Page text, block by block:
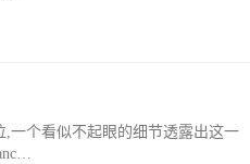
一个看似不起眼的细节透露出这一